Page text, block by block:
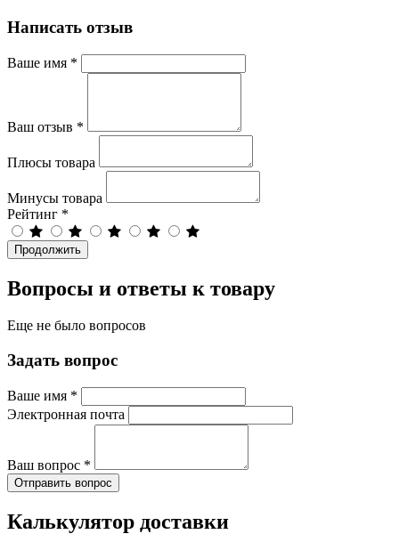
Написать отзыв
Ваше имя *
Ваш отзыв *
Плюсы товара
Минусы товара
Рейтинг *
Продолжить
Вопросы и ответы к товару
Еще не было вопросов
Задать вопрос
Ваше имя *
Электронная почта
Ваш вопрос *
Отправить вопрос
Калькулятор доставки